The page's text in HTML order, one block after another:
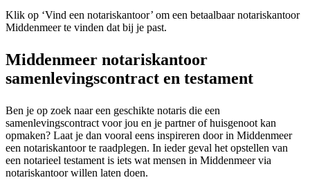
Klik op ‘Vind een notariskantoor’ om een betaalbaar notariskantoor
Middenmeer te vinden dat bij je past.
Middenmeer notariskantoor
samenlevingscontract en testament
Ben je op zoek naar een geschikte notaris die een
samenlevingscontract voor jou en je partner of huisgenoot kan
opmaken? Laat je dan vooral eens inspireren door in Middenmeer
een notariskantoor te raadplegen. In ieder geval het opstellen van
een notarieel testament is iets wat mensen in Middenmeer via
notariskantoor willen laten doen.